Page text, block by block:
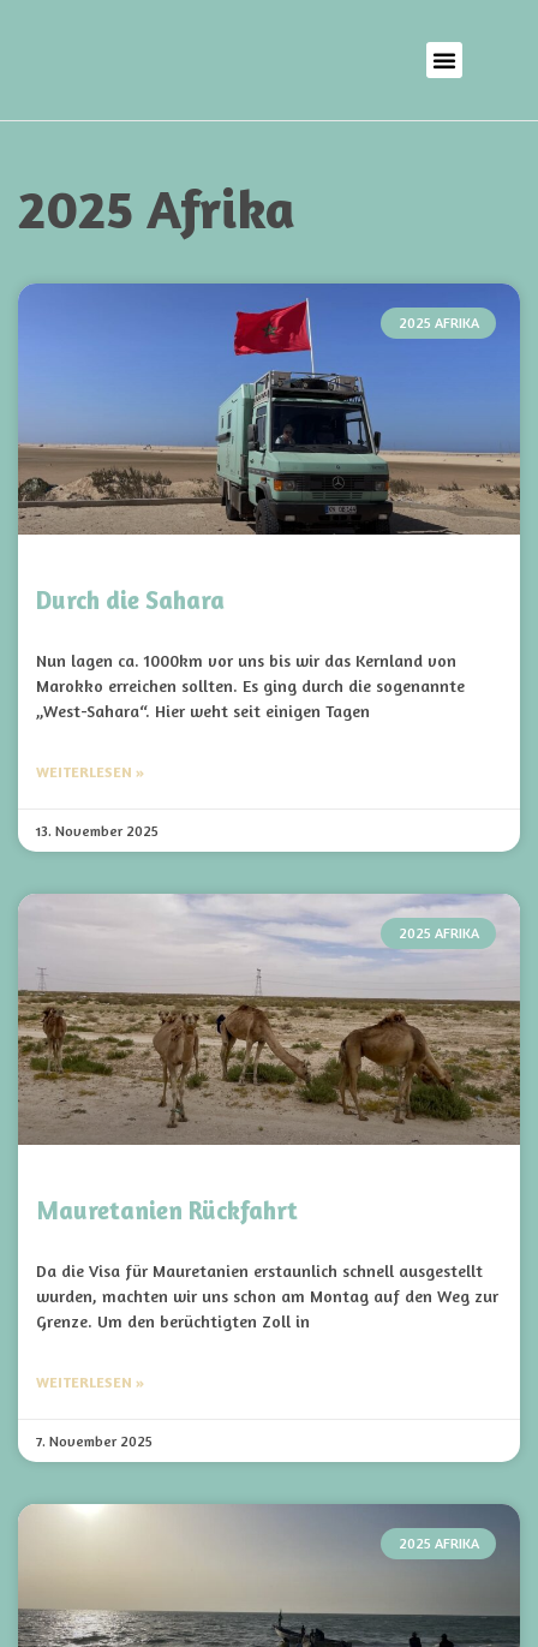
2025 Afrika
2025 AFRIKA
Durch die Sahara
Nun lagen ca. 1000km vor uns bis wir das Kernland von
Marokko erreichen sollten. Es ging durch die sogenannte
„West-Sahara“. Hier weht seit einigen Tagen
WEITERLESEN »
13. November 2025
2025 AFRIKA
Mauretanien Rückfahrt
Da die Visa für Mauretanien erstaunlich schnell ausgestellt
wurden, machten wir uns schon am Montag auf den Weg zur
Grenze. Um den berüchtigten Zoll in
WEITERLESEN »
7. November 2025
2025 AFRIKA